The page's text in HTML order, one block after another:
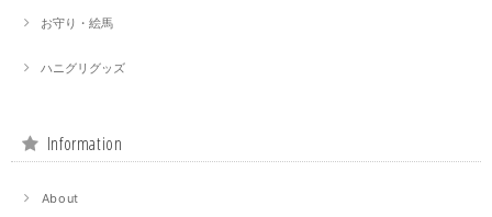
お守り・絵馬
ハニグリグッズ
Information
About